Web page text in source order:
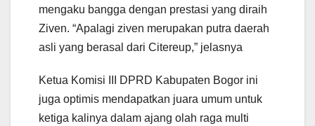
mengaku bangga dengan prestasi yang diraih
Ziven. “Apalagi ziven merupakan putra daerah
asli yang berasal dari Citereup,” jelasnya
Ketua Komisi III DPRD Kabupaten Bogor ini
juga optimis mendapatkan juara umum untuk
ketiga kalinya dalam ajang olah raga multi